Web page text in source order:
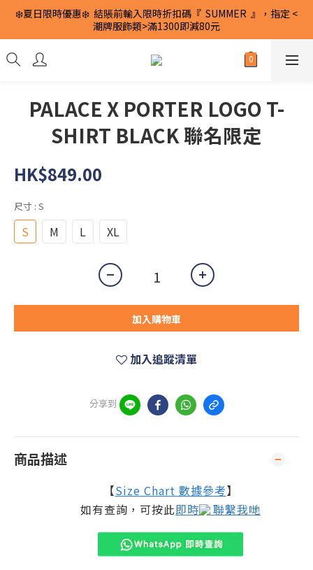
❄️夏日限時優惠❄️  結賬前輸入限時折扣碼『  SUMMER  』，指定 <
潮牌服飾類>滿1300即減80元
PALACE X PORTER LOGO T-
SHIRT BLACK 聯名限定
HK$849.00
尺寸 : S
S M L XL
加入購物車
加入追蹤清單
分享到
商品描述
【Size Chart 數據參考】
如有查詢，可按此即時 聯繫我哋